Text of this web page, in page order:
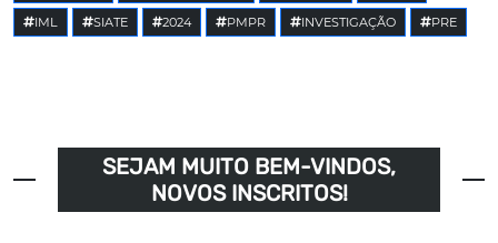
IML SIATE 2024 PMPR INVESTIGAÇÃO PRE
SEJAM MUITO BEM-VINDOS,
NOVOS INSCRITOS!